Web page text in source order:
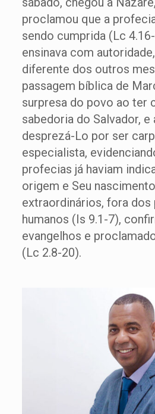
proclamou que a
sendo cumprida (Lc
ensinava com
diferente dos outros
passagem bíblica de
surpresa do povo ao ter
sabedoria do Salvador,
desprezá-Lo por ser
especialista,
profecias já haviam
origem e Seu
extraordinários, fora dos
humanos (Is 9.1-7),
evangelhos e
(Lc 2.8-20).